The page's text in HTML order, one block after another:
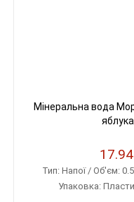
Мінеральна вода
Тип: Напої / Об'єм:
Упаковка: